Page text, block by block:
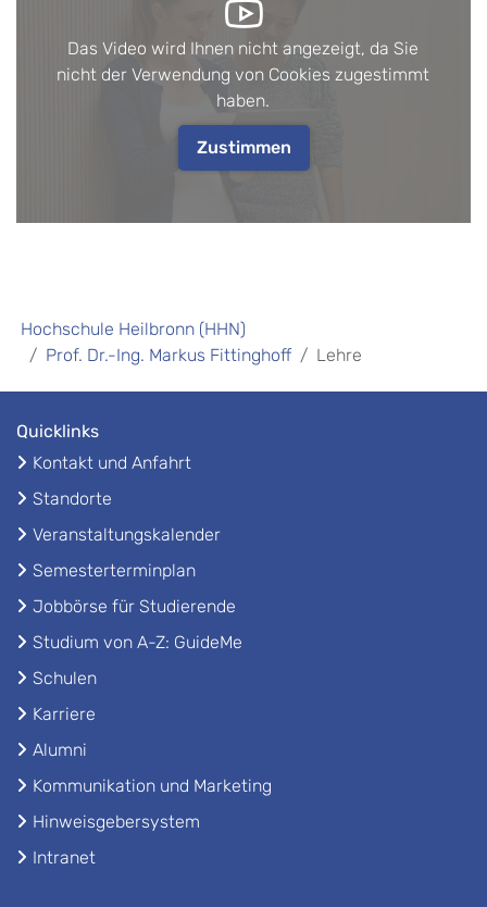
Das Video wird Ihnen nicht angezeigt, da Sie
nicht der Verwendung von Cookies zugestimmt
haben.
Zustimmen
Hochschule Heilbronn (HHN)
Prof. Dr.-Ing. Markus Fittinghoff
Lehre
Quicklinks
Kontakt und Anfahrt
Standorte
Veranstaltungskalender
Semesterterminplan
Jobbörse für Studierende
Studium von A-Z: GuideMe
Schulen
Karriere
Alumni
Kommunikation und Marketing
Hinweisgebersystem
Intranet